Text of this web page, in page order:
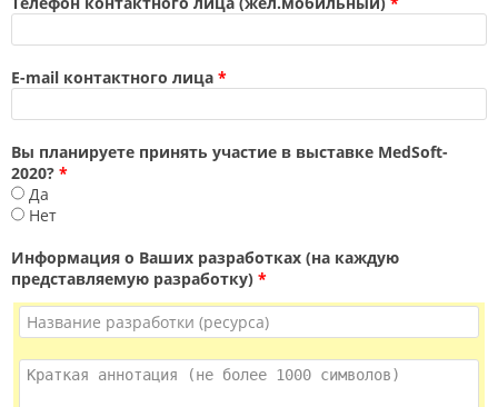
E-mail контактного лица *
Вы планируете принять участие в выставке MedSoft-
2020? *
Да
Нет
Информация о Ваших разработках (на каждую
представляемую разработку) *